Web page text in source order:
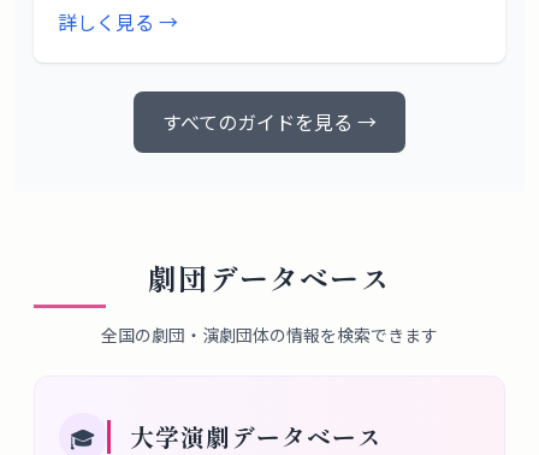
詳しく見る →
すべてのガイドを見る →
劇団データベース
全国の劇団・演劇団体の情報を検索できます
🎓 大学演劇データベース